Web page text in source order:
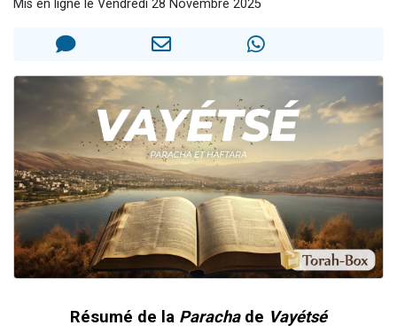
2 nouvelles musiques dans Torah-Box Music
4 personnes viennent de nous rejoindre sur WhatsApp
Mis en ligne le Vendredi 28 Novembre 2025
Résumé de la Parachade Vayétsé